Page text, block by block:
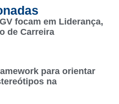
focam em Liderança,
de Carreira
para orientar
na